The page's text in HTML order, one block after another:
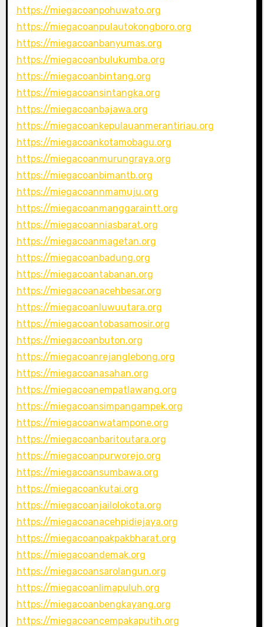
https://miegacoanpohuwato.org
https://miegacoanpulautokongboro.org
https://miegacoanbanyumas.org
https://miegacoanbulukumba.org
https://miegacoanbintang.org
https://miegacoansintangka.org
https://miegacoanbajawa.org
https://miegacoankepulauanmerantiriau.org
https://miegacoankotamobagu.org
https://miegacoanmurungraya.org
https://miegacoanbimantb.org
https://miegacoannmamuju.org
https://miegacoanmanggaraintt.org
https://miegacoanniasbarat.org
https://miegacoanmagetan.org
https://miegacoanbadung.org
https://miegacoantabanan.org
https://miegacoanacehbesar.org
https://miegacoanluwuutara.org
https://miegacoantobasamosir.org
https://miegacoanbuton.org
https://miegacoanrejanglebong.org
https://miegacoanasahan.org
https://miegacoanempatlawang.org
https://miegacoansimpangampek.org
https://miegacoanwatampone.org
https://miegacoanbaritoutara.org
https://miegacoanpurworejo.org
https://miegacoansumbawa.org
https://miegacoankutai.org
https://miegacoanjailolokota.org
https://miegacoanacehpidiejaya.org
https://miegacoanpakpakbharat.org
https://miegacoandemak.org
https://miegacoansarolangun.org
https://miegacoanlimapuluh.org
https://miegacoanbengkayang.org
https://miegacoancempakaputih.org